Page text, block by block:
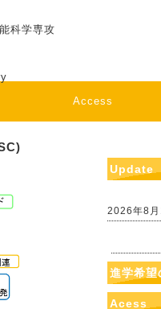
科学専攻
Access
Update
2026年8月
進学希望
Acess